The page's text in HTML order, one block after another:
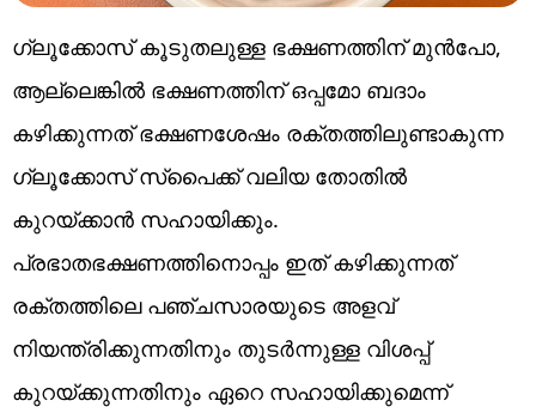
ഗ്ലൂക്കോസ് കൂടുതലുള്ള ഭക്ഷണത്തിന് മുൻപോ,
ആല്ലെങ്കിൽ ഭക്ഷണത്തിന് ഒപ്പമോ ബദാം
കഴിക്കുന്നത് ഭക്ഷണശേഷം രക്തത്തിലുണ്ടാകുന്ന
ഗ്ലൂക്കോസ് സ്പൈക്ക് വലിയ തോതിൽ
കുറയ്ക്കാൻ സഹായിക്കും.
പ്രഭാതഭക്ഷണത്തിനൊപ്പം ഇത് കഴിക്കുന്നത്
രക്തത്തിലെ പഞ്ചസാരയുടെ അളവ്
നിയന്ത്രിക്കുന്നതിനും തുടർന്നുള്ള വിശപ്പ്
കുറയ്ക്കുന്നതിനും ഏറെ സഹായിക്കുമെന്ന്